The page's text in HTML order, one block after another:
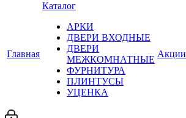
Главная
Каталог
АРКИ
ДВЕРИ ВХОДНЫЕ
ДВЕРИ
МЕЖКОМНАТНЫЕ
ФУРНИТУРА
ПЛИНТУСЫ
УЦЕНКА
Акции